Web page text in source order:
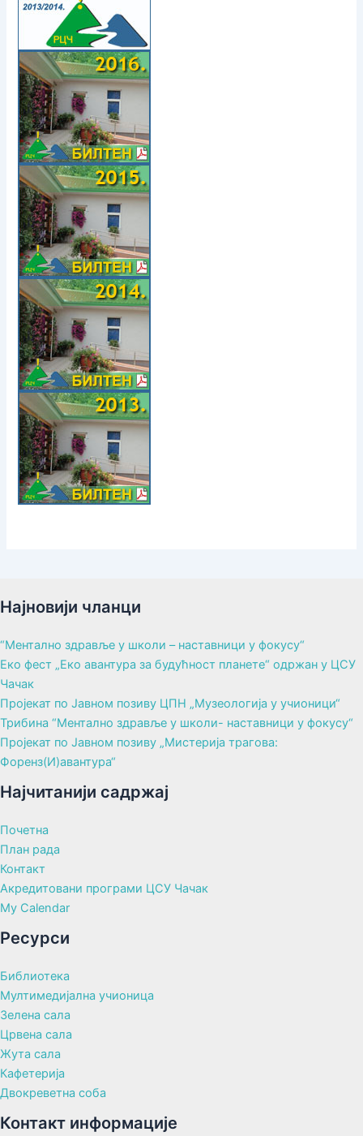
Најновији чланци
“Ментално здравље у школи – наставници у фокусу“
Еко фест „Еко авантура за будућност планете“ одржан у ЦСУ
Чачак
Пројекат по Јавном позиву ЦПН „Музеологија у учионици“
Трибина “Ментално здравље у школи- наставници у фокусу“
Пројекат по Јавном позиву „Мистерија трагова:
Форенз(И)авантура“
Најчитанији садржај
Почетна
План рада
Контакт
Акредитовани програми ЦСУ Чачак
My Calendar
Ресурси
Библиотека
Мултимедијална учионица
Зелена сала
Црвена сала
Жута сала
Кафетерија
Двокреветна соба
Контакт информације